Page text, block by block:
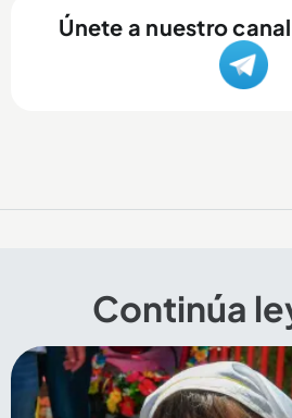
Únete a nuestro
Continúa